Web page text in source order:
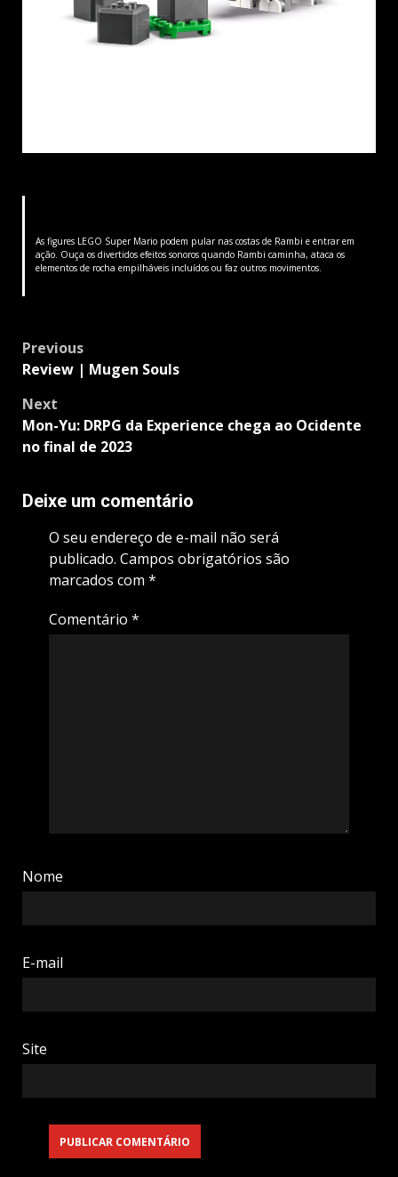
As figures LEGO Super Mario podem pular nas costas de Rambi e entrar em
ação. Ouça os divertidos efeitos sonoros quando Rambi caminha, ataca os
elementos de rocha empilháveis ​​incluídos ou faz outros movimentos.
Post
navigation
Previous
Review | Mugen Souls
Next
Mon-Yu: DRPG da Experience chega ao Ocidente
no final de 2023
Deixe um comentário
O seu endereço de e-mail não será
publicado. Campos obrigatórios são
marcados com *
Comentário *
Nome
E-mail
Site